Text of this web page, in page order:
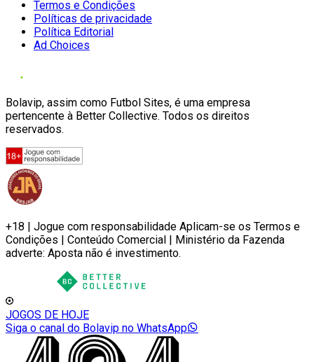
Termos e Condições
Políticas de privacidade
Política Editorial
Ad Choices
Bolavip, assim como Futbol Sites, é uma empresa
pertencente à Better Collective. Todos os direitos
reservados.
+18 | Jogue com responsabilidade Aplicam-se os Termos e
Condições | Conteúdo Comercial | Ministério da Fazenda
adverte: Aposta não é investimento.
JOGOS DE HOJE
Siga o canal do Bolavip no WhatsApp